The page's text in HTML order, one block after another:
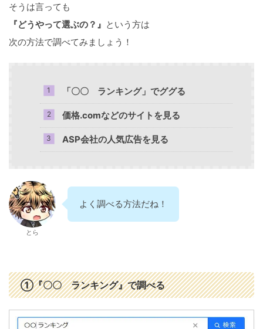
そうは言っても
『どうやって選ぶの？』 という方は
次の方法で調べてみましょう！
「〇〇 ランキング」でググる
価格.comなどのサイトを見る
ASP会社の人気広告を見る
とら
よく調べる方法だね！
①『〇〇 ランキング』で調べる